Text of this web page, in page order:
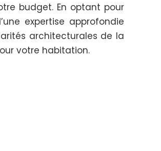
budget. En optant pour
expertise approfondie
architecturales de la
votre habitation.